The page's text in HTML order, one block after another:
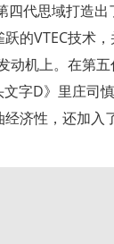
四代思域打造出
的VTEC技术
动机上。在第
字D》里庄司
济性，还加入